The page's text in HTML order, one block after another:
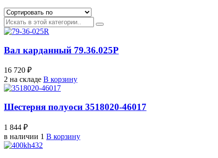
Вал карданный 79.36.025Р
16 720 ₽
2 на складе В корзину
Шестерня полуоси 3518020-46017
1 844 ₽
в наличии 1 В корзину